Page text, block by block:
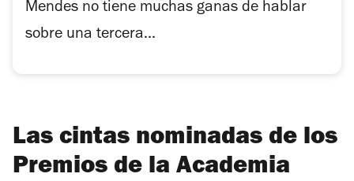
Mendes no tiene muchas ganas de hablar
sobre una tercera...
Las cintas nominadas de los
Premios de la Academia